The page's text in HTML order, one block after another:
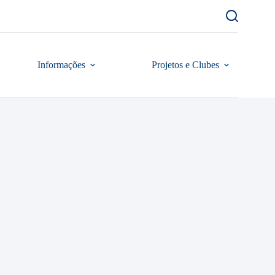
Informações Projetos e Clubes